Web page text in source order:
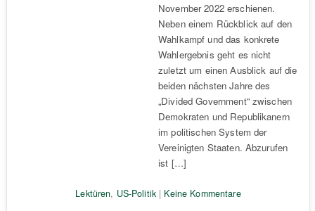
November 2022 erschienen.
Neben einem Rückblick auf den
Wahlkampf und das konkrete
Wahlergebnis geht es nicht
zuletzt um einen Ausblick auf die
beiden nächsten Jahre des
„Divided Government“ zwischen
Demokraten und Republikanern
im politischen System der
Vereinigten Staaten. Abzurufen
ist […]
Lektüren, US-Politik | Keine Kommentare